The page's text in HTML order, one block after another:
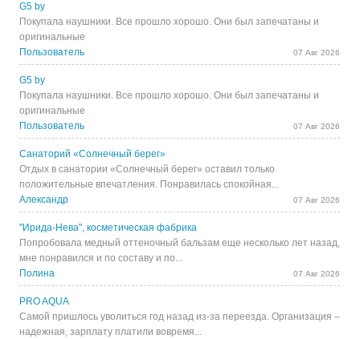
G5 by
Покупала наушники. Все прошло хорошо. Они был запечатаны и
оригинальные
Пользователь
07 Авг 2026
G5 by
Покупала наушники. Все прошло хорошо. Они был запечатаны и
оригинальные
Пользователь
07 Авг 2026
Санаторий «Солнечный берег»
Отдых в санатории «Солнечный берег» оставил только
положительные впечатления. Понравилась спокойная...
Александр
07 Авг 2026
"Ирида-Нева", косметическая фабрика
Попробовала медный оттеночный бальзам еще несколько лет назад,
мне понравился и по составу и по...
Полина
07 Авг 2026
PRO AQUA
Самой пришлось уволиться год назад из-за переезда. Организация –
надежная, зарплату платили вовремя...